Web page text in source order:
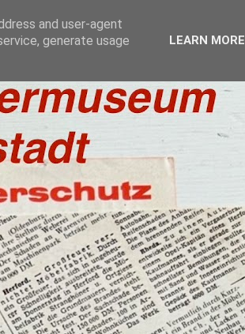
and user-agent
generate usage
LEARN MORE